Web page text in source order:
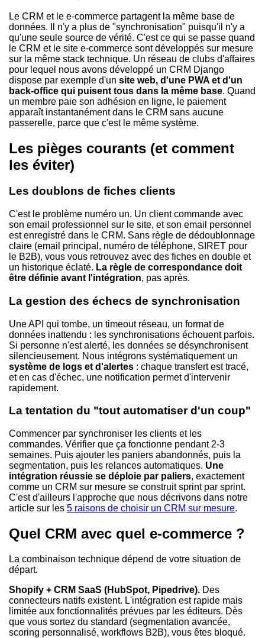
Le CRM et le e-commerce partagent la même base de
données. Il n'y a plus de "synchronisation" puisqu'il n'y a
qu'une seule source de vérité. C'est ce qui se passe quand
le CRM et le site e-commerce sont développés sur mesure
sur la même stack technique. Un réseau de clubs d'affaires
pour lequel nous avons développé un CRM Django
dispose par exemple d'un site web, d'une PWA et d'un
back-office qui puisent tous dans la même base. Quand
un membre paie son adhésion en ligne, le paiement
apparaît instantanément dans le CRM sans aucune
passerelle, parce que c'est le même système.
Les pièges courants (et comment
les éviter)
Les doublons de fiches clients
C'est le problème numéro un. Un client commande avec
son email professionnel sur le site, et son email personnel
est enregistré dans le CRM. Sans règle de dédoublonnage
claire (email principal, numéro de téléphone, SIRET pour
le B2B), vous vous retrouvez avec des fiches en double et
un historique éclaté. La règle de correspondance doit
être définie avant l'intégration, pas après.
La gestion des échecs de synchronisation
Une API qui tombe, un timeout réseau, un format de
données inattendu : les synchronisations échouent parfois.
Si personne n'est alerté, les données se désynchronisent
silencieusement. Nous intégrons systématiquement un
système de logs et d'alertes : chaque transfert est tracé,
et en cas d'échec, une notification permet d'intervenir
rapidement.
La tentation du "tout automatiser d'un coup"
Commencer par synchroniser les clients et les
commandes. Vérifier que ça fonctionne pendant 2-3
semaines. Puis ajouter les paniers abandonnés, puis la
segmentation, puis les relances automatiques. Une
intégration réussie se déploie par paliers, exactement
comme un CRM sur mesure se construit sprint par sprint.
C'est d'ailleurs l'approche que nous décrivons dans notre
article sur les 5 raisons de choisir un CRM sur mesure.
Quel CRM avec quel e-commerce ?
La combinaison technique dépend de votre situation de
départ.
Shopify + CRM SaaS (HubSpot, Pipedrive). Des
connecteurs natifs existent. L'intégration est rapide mais
limitée aux fonctionnalités prévues par les éditeurs. Dès
que vous sortez du standard (segmentation avancée,
scoring personnalisé, workflows B2B), vous êtes bloqué.